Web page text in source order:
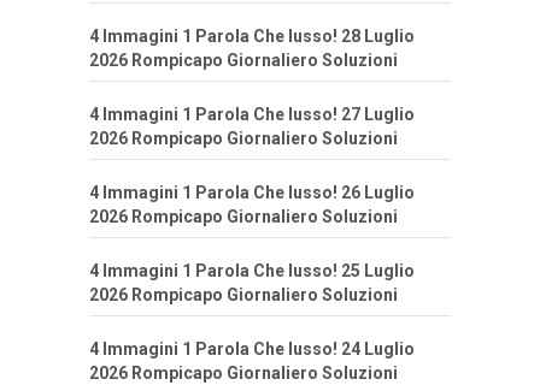
4 Immagini 1 Parola Che lusso! 28 Luglio
2026 Rompicapo Giornaliero Soluzioni
4 Immagini 1 Parola Che lusso! 27 Luglio
2026 Rompicapo Giornaliero Soluzioni
4 Immagini 1 Parola Che lusso! 26 Luglio
2026 Rompicapo Giornaliero Soluzioni
4 Immagini 1 Parola Che lusso! 25 Luglio
2026 Rompicapo Giornaliero Soluzioni
4 Immagini 1 Parola Che lusso! 24 Luglio
2026 Rompicapo Giornaliero Soluzioni